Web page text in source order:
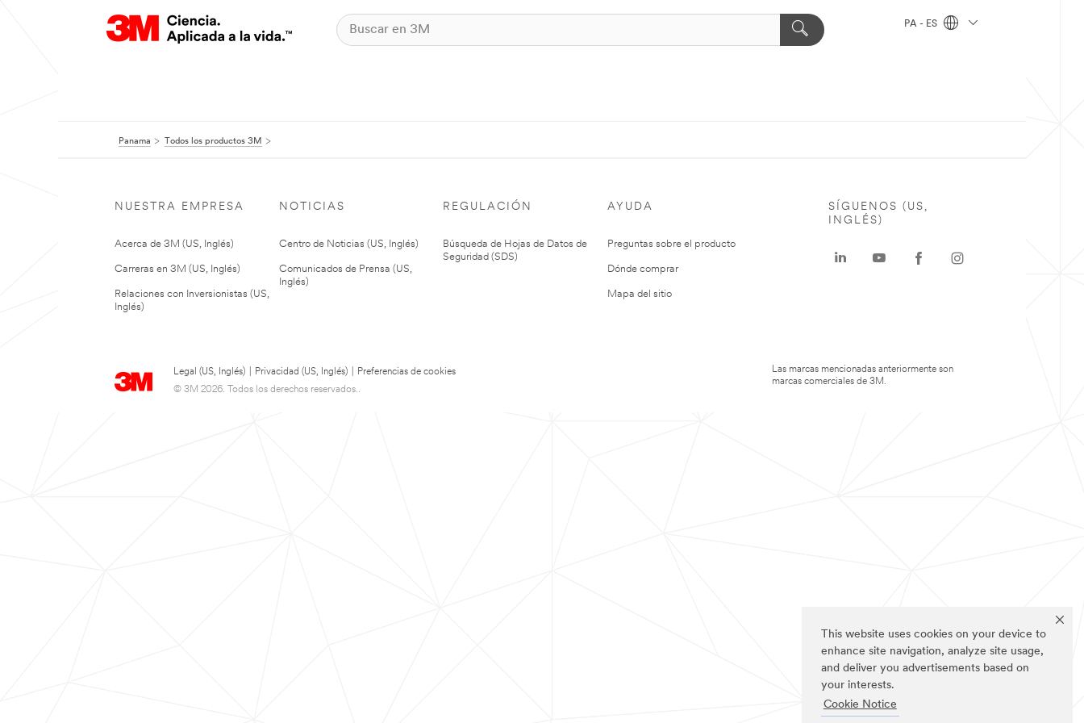
This website uses cookies on your device to
enhance site navigation, analyze site usage,
and deliver you advertisements based on
your interests.
Cookie Notice
PA - ES
Panama Todos los productos 3M
NUESTRA EMPRESA
Acerca de 3M (US, Inglés)
Carreras en 3M (US, Inglés)
Relaciones con Inversionistas (US,
Inglés)
NOTICIAS
Centro de Noticias (US, Inglés)
Comunicados de Prensa (US,
Inglés)
REGULACIÓN
Búsqueda de Hojas de Datos de
Seguridad (SDS)
AYUDA
Preguntas sobre el producto
Dónde comprar
Mapa del sitio
Legal (US, Inglés) Privacidad (US, Inglés)
Preferencias de cookies
© 3M 2026. Todos los derechos reservados..
SÍGUENOS (US,
INGLÉS)
Las marcas mencionadas anteriormente son
marcas comerciales de 3M.